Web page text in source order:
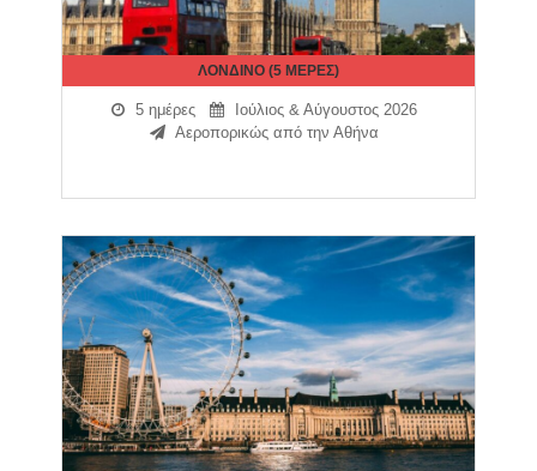
ΛΟΝΔΙΝΟ (5 ΜΕΡΕΣ)
5 ημέρες
Ιούλιος & Αύγουστος 2026
Αεροπορικώς από την Αθήνα